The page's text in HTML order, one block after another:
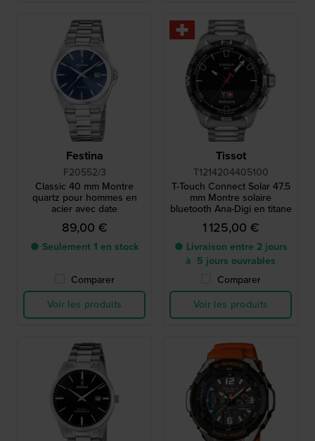
Festina
F20552/3
Classic 40 mm Montre
quartz pour hommes en
acier avec date
89,00 €
● Seulement 1 en stock
Comparer
Voir les produits
Tissot
T1214204405100
T-Touch Connect Solar 47.5
mm Montre solaire
bluetooth Ana-Digi en titane
1 125,00 €
● Livraison entre 2 jours
à 5 jours ouvrables
Comparer
Voir les produits